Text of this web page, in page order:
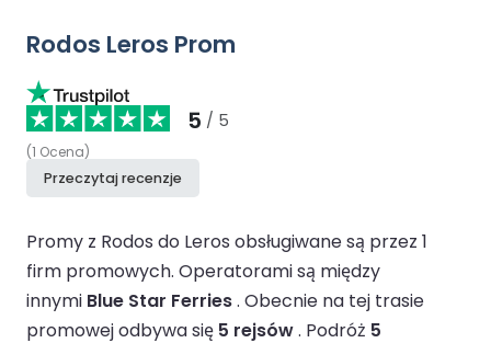
Rodos Leros Prom
5 / 5
(1 Ocena)
Przeczytaj recenzje
Promy z Rodos do Leros obsługiwane są przez 1
firm promowych. Operatorami są między
innymi Blue Star Ferries. Obecnie na tej trasie
promowej odbywa się 5 rejsów. Podróż 5